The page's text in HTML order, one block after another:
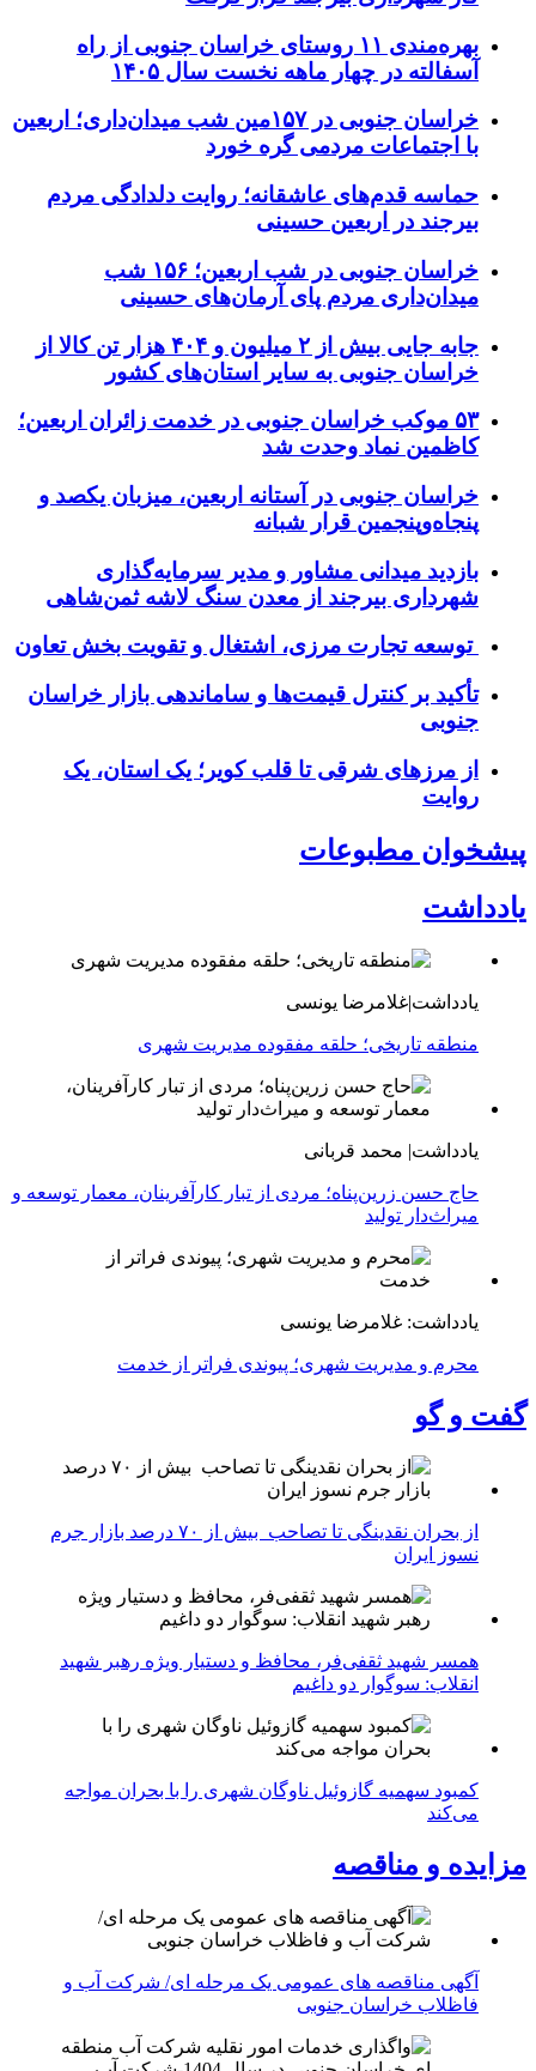
بهره‌مندی ۱۱ روستای خراسان جنوبی از راه
آسفالته در چهار ماهه نخست سال ۱۴۰۵
خراسان جنوبی در ۱۵۷مین شب میدان‌داری؛ اربعین
با اجتماعات مردمی گره خورد
حماسه قدم‌های عاشقانه؛ روایت دلدادگی مردم
بیرجند در اربعین حسینی
خراسان جنوبی در شب اربعین؛ ۱۵۶ شب
میدان‌داری مردم پای آرمان‌های حسینی
جابه جایی بیش از ۲ میلیون و ۴۰۴ هزار تن کالا از
خراسان جنوبی به سایر استان‌های کشور
۵۳ موکب خراسان جنوبی در خدمت زائران اربعین؛
کاظمین نماد وحدت شد
خراسان جنوبی در آستانه اربعین، میزبان یکصد و
پنجاه‌وپنجمین قرار شبانه
بازدید میدانی مشاور و مدیر سرمایه‌گذاری
شهرداری بیرجند از معدن سنگ لاشه ثمن‌شاهی
توسعه تجارت مرزی، اشتغال و تقویت بخش تعاون
تأکید بر کنترل قیمت‌ها و ساماندهی بازار خراسان
جنوبی
از مرزهای شرقی تا قلب کویر؛ یک استان، یک
روایت
پیشخوان مطبوعات
یادداشت
یادداشت|غلامرضا یونسی
منطقه تاریخی؛ حلقه مفقوده مدیریت شهری
یادداشت| محمد قربانی
حاج حسن زرین‌پناه؛ مردی از تبار کارآفرینان، معمار توسعه و
میراث‌دار تولید
یادداشت: غلامرضا یونسی
محرم و مدیریت شهری؛ پیوندی فراتر از خدمت
گفت و گو
از بحران نقدینگی تا تصاحب بیش از ۷۰ درصد بازار جرم
نسوز ایران
همسر شهید ثقفی‌فر، محافظ و دستیار ویژه رهبر شهید
انقلاب: سوگوار دو داغیم
کمبود سهمیه گازوئیل ناوگان شهری را با بحران مواجه
می‌کند
مزایده و مناقصه
آگهی مناقصه های عمومی یک مرحله ای/ شرکت آب و
فاظلاب خراسان جنوبی